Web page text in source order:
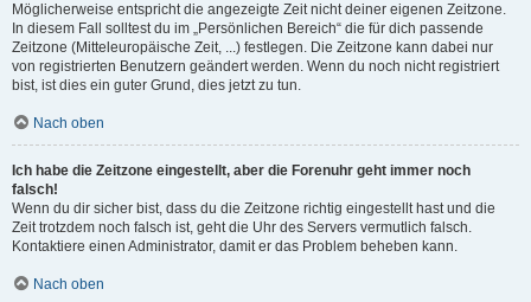
Möglicherweise entspricht die angezeigte Zeit nicht deiner eigenen Zeitzone.
In diesem Fall solltest du im „Persönlichen Bereich“ die für dich passende
Zeitzone (Mitteleuropäische Zeit, ...) festlegen. Die Zeitzone kann dabei nur
von registrierten Benutzern geändert werden. Wenn du noch nicht registriert
bist, ist dies ein guter Grund, dies jetzt zu tun.
Nach oben
Ich habe die Zeitzone eingestellt, aber die Forenuhr geht immer noch
falsch!
Wenn du dir sicher bist, dass du die Zeitzone richtig eingestellt hast und die
Zeit trotzdem noch falsch ist, geht die Uhr des Servers vermutlich falsch.
Kontaktiere einen Administrator, damit er das Problem beheben kann.
Nach oben